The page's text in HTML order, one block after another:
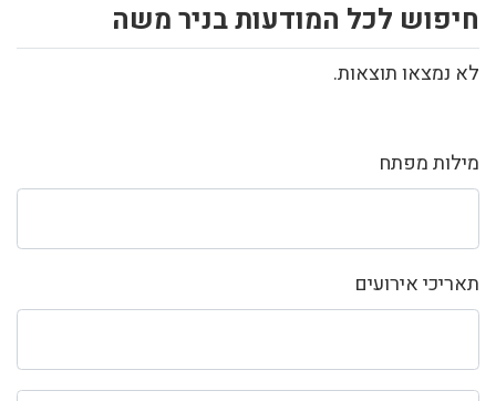
מילות מפתח
תאריכי אירועים
חיפוש לכל המודעות בניר משה
לא נמצאו תוצאות.